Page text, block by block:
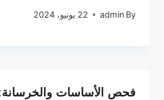
By
admin 22 يونيو، 2024
فحص الأساسات